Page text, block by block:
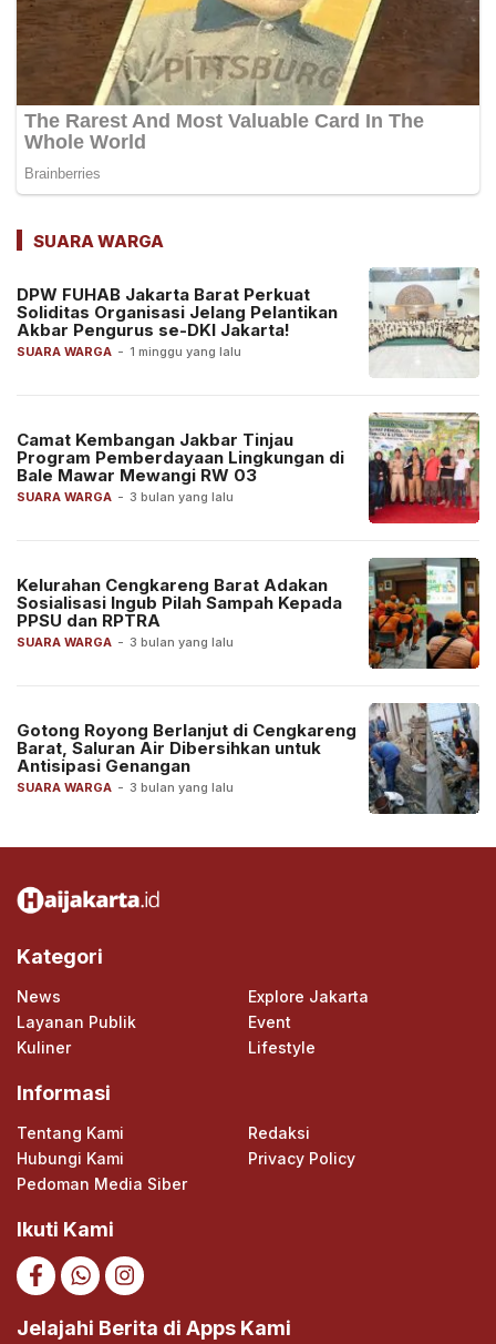
SUARA WARGA
SUARA WARGA - 1 minggu yang lalu
DPW FUHAB Jakarta Barat Perkuat
Soliditas Organisasi Jelang Pelantikan
Akbar Pengurus se-DKI Jakarta!
SUARA WARGA - 3 bulan yang lalu
Camat Kembangan Jakbar Tinjau
Program Pemberdayaan Lingkungan di
Bale Mawar Mewangi RW 03
SUARA WARGA - 3 bulan yang lalu
Kelurahan Cengkareng Barat Adakan
Sosialisasi Ingub Pilah Sampah Kepada
PPSU dan RPTRA
SUARA WARGA - 3 bulan yang lalu
Gotong Royong Berlanjut di Cengkareng
Barat, Saluran Air Dibersihkan untuk
Antisipasi Genangan
Kategori
News
Explore Jakarta
Layanan Publik
Event
Kuliner
Lifestyle
Informasi
Tentang Kami
Redaksi
Hubungi Kami
Privacy Policy
Pedoman Media Siber
Ikuti Kami
Jelajahi Berita di Apps Kami